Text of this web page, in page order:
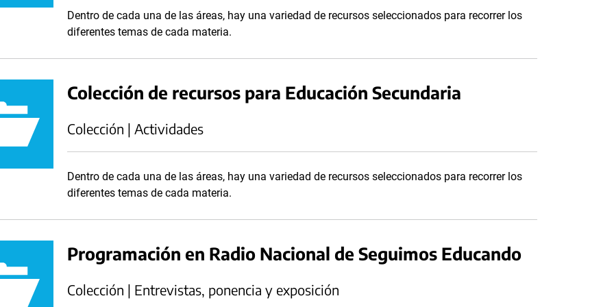
Dentro de cada una de las áreas, hay una variedad de recursos seleccionados para recorrer los
diferentes temas de cada materia.
Colección de recursos para Educación Secundaria
Colección | Actividades
Dentro de cada una de las áreas, hay una variedad de recursos seleccionados para recorrer los
diferentes temas de cada materia.
Programación en Radio Nacional de Seguimos Educando
Colección | Entrevistas, ponencia y exposición